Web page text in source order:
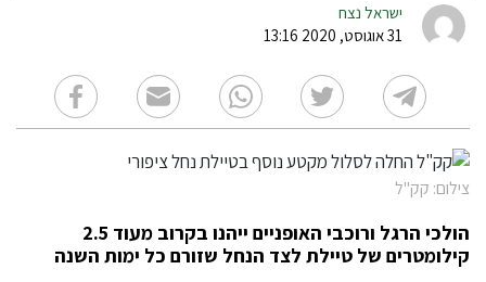
ישראל נצח
31 אוגוסט, 2020 13:16
צילום: קק"ל
הולכי הרגל ורוכבי האופניים ייהנו בקרוב מעוד 2.5
קילומטרים של טיילת לצד הנחל שזורם כל ימות השנה